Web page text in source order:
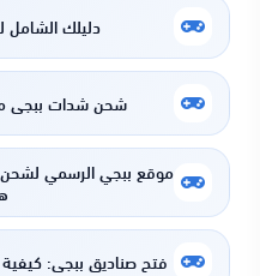
دليلك
شحن شدات ببجي
موقع ببجي الرسمي
فتح صناديق ببجي: